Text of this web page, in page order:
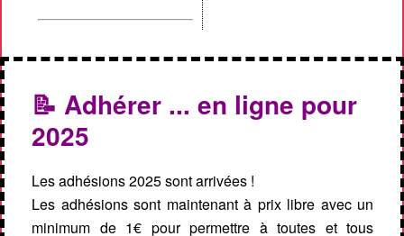
📝 Adhérer ... en ligne pour
2025
Les adhésions 2025 sont arrivées !
Les adhésions sont maintenant à prix libre avec un
minimum de 1€ pour permettre à toutes et tous